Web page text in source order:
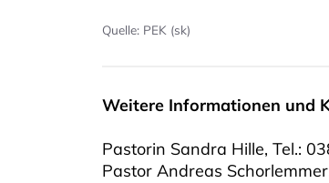
Quelle: PEK (sk)
Weitere Informationen und
Pastorin Sandra Hille, Tel.:
Pastor Andreas